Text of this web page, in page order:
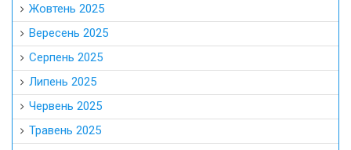
Жовтень 2025
Вересень 2025
Серпень 2025
Липень 2025
Червень 2025
Травень 2025